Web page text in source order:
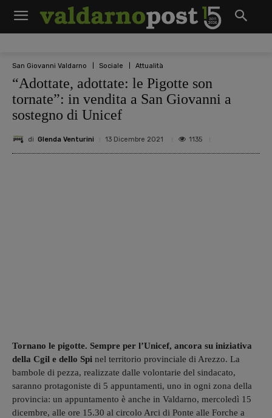
San Giovanni Valdarno Sociale Attualità
“Adottate, adottate: le Pigotte son
tornate”: in vendita a San Giovanni a
sostegno di Unicef
di Glenda Venturini 13 Dicembre 2021 1135
Tornano le pigotte. Sempre per l’Unicef, ancora su iniziativa
della Cgil e dello Spi nel territorio provinciale di Arezzo. La
bambole di pezza, realizzate dalle volontarie del sindacato,
saranno protagoniste di 5 appuntamenti, uno in ogni zona della
provincia: un appuntamento è anche in Valdarno, mercoledì 15
dicembre, alle ore 15.30 al circolo Arci di Ponte alle Forche a